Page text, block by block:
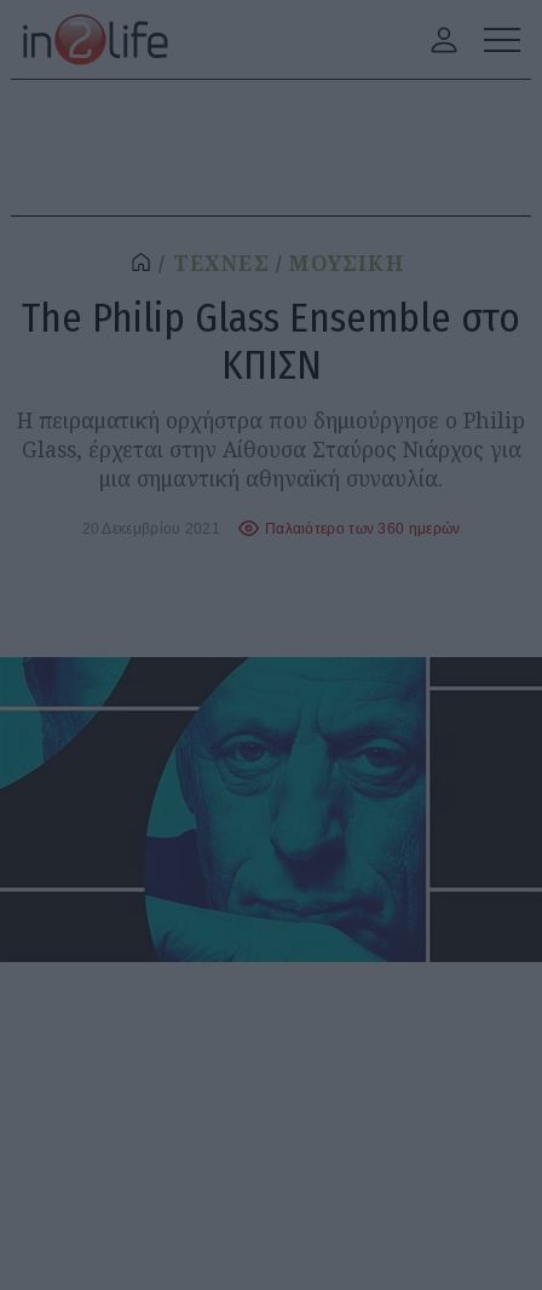
ΤΕΧΝΕΣ ΜΟΥΣΙΚΗ
The Philip Glass Ensemble στο
ΚΠΙΣΝ
Η πειραματική ορχήστρα που δημιούργησε ο Philip
Glass, έρχεται στην Αίθουσα Σταύρος Νιάρχος για
μια σημαντική αθηναϊκή συναυλία.
20 Δεκεμβρίου 2021 Παλαιότερο των 360 ημερών